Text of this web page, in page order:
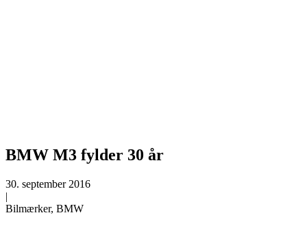
BMW M3 fylder 30 år
30. september 2016
|
Bilmærker, BMW